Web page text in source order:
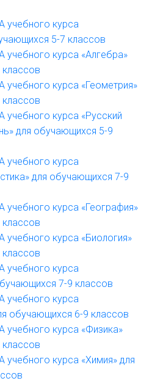
курса
5-7 классов
курса «Алгебра»
курса «Геометрия»
курса «Русский
для обучающихся 5-9
курса
для обучающихся 7-9
курса «География»
курса «Биология»
курса
7-9 классов
курса
обучающихся 6-9 классов
курса «Физика»
курса «Химия» для